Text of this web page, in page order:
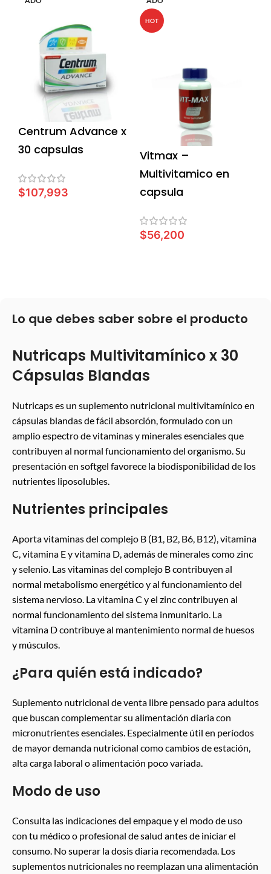
Centrum Advance x
30 capsulas
$107,993
HOT
Vitmax –
Multivitamico en
capsula
$56,200
Lo que debes saber sobre el producto
Nutricaps Multivitamínico x 30
Cápsulas Blandas
Nutricaps es un suplemento nutricional multivitamínico en
cápsulas blandas de fácil absorción, formulado con un
amplio espectro de vitaminas y minerales esenciales que
contribuyen al normal funcionamiento del organismo. Su
presentación en softgel favorece la biodisponibilidad de los
nutrientes liposolubles.
Nutrientes principales
Aporta vitaminas del complejo B (B1, B2, B6, B12), vitamina
C, vitamina E y vitamina D, además de minerales como zinc
y selenio. Las vitaminas del complejo B contribuyen al
normal metabolismo energético y al funcionamiento del
sistema nervioso. La vitamina C y el zinc contribuyen al
normal funcionamiento del sistema inmunitario. La
vitamina D contribuye al mantenimiento normal de huesos
y músculos.
¿Para quién está indicado?
Suplemento nutricional de venta libre pensado para adultos
que buscan complementar su alimentación diaria con
micronutrientes esenciales. Especialmente útil en períodos
de mayor demanda nutricional como cambios de estación,
alta carga laboral o alimentación poco variada.
Modo de uso
Consulta las indicaciones del empaque y el modo de uso
con tu médico o profesional de salud antes de iniciar el
consumo. No superar la dosis diaria recomendada. Los
suplementos nutricionales no reemplazan una alimentación